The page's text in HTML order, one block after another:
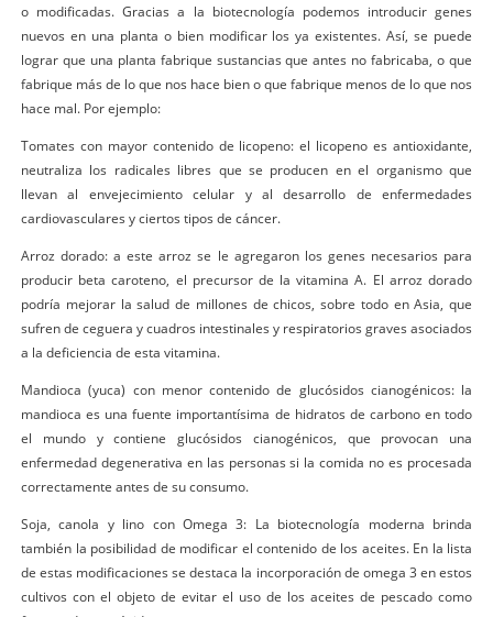
o modificadas. Gracias a la biotecnología podemos introducir genes
nuevos en una planta o bien modificar los ya existentes. Así, se puede
lograr que una planta fabrique sustancias que antes no fabricaba, o que
fabrique más de lo que nos hace bien o que fabrique menos de lo que nos
hace mal. Por ejemplo:
Tomates con mayor contenido de licopeno: el licopeno es antioxidante,
neutraliza los radicales libres que se producen en el organismo que
llevan al envejecimiento celular y al desarrollo de enfermedades
cardiovasculares y ciertos tipos de cáncer.
Arroz dorado: a este arroz se le agregaron los genes necesarios para
producir beta caroteno, el precursor de la vitamina A. El arroz dorado
podría mejorar la salud de millones de chicos, sobre todo en Asia, que
sufren de ceguera y cuadros intestinales y respiratorios graves asociados
a la deficiencia de esta vitamina.
Mandioca (yuca) con menor contenido de glucósidos cianogénicos: la
mandioca es una fuente importantísima de hidratos de carbono en todo
el mundo y contiene glucósidos cianogénicos, que provocan una
enfermedad degenerativa en las personas si la comida no es procesada
correctamente antes de su consumo.
Soja, canola y lino con Omega 3: La biotecnología moderna brinda
también la posibilidad de modificar el contenido de los aceites. En la lista
de estas modificaciones se destaca la incorporación de omega 3 en estos
cultivos con el objeto de evitar el uso de los aceites de pescado como